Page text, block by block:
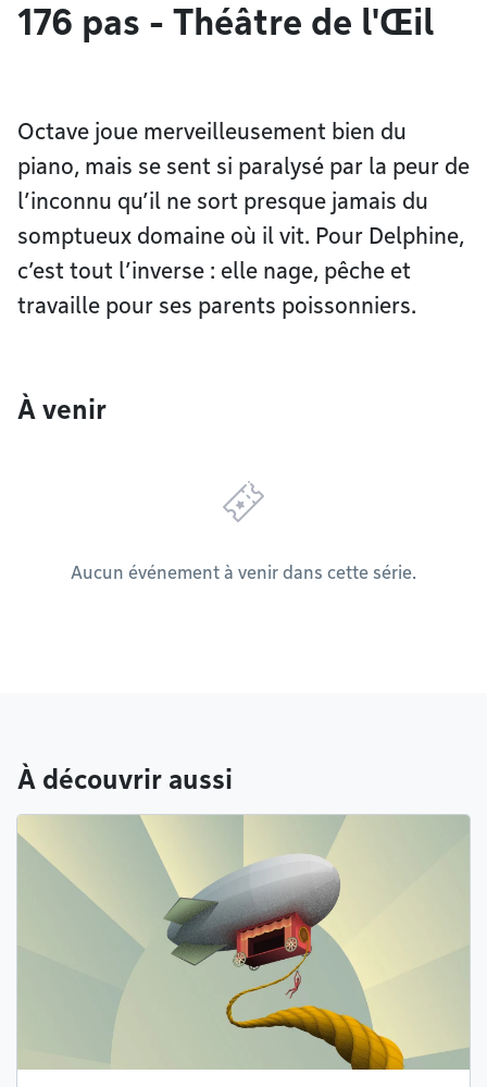
176 pas - Théâtre de l'Œil
Octave joue merveilleusement bien du
piano, mais se sent si paralysé par la peur de
l’inconnu qu’il ne sort presque jamais du
somptueux domaine où il vit. Pour Delphine,
c’est tout l’inverse : elle nage, pêche et
travaille pour ses parents poissonniers.
À venir
Aucun événement à venir dans cette série.
À découvrir aussi